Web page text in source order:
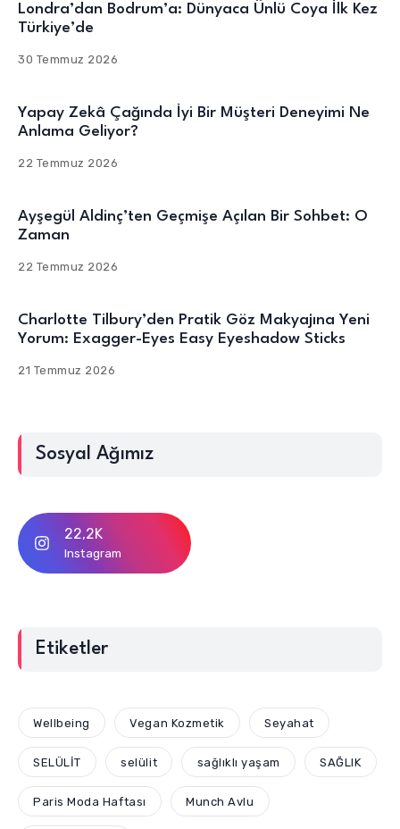
Londra’dan Bodrum’a: Dünyaca Ünlü Coya İlk Kez
Türkiye’de
30 Temmuz 2026
Yapay Zekâ Çağında İyi Bir Müşteri Deneyimi Ne
Anlama Geliyor?
22 Temmuz 2026
Ayşegül Aldinç’ten Geçmişe Açılan Bir Sohbet: O
Zaman
22 Temmuz 2026
Charlotte Tilbury’den Pratik Göz Makyajına Yeni
Yorum: Exagger-Eyes Easy Eyeshadow Sticks
21 Temmuz 2026
Sosyal Ağımız
22,2K
Instagram
Etiketler
Wellbeing Vegan Kozmetik Seyahat
SELÜLİT selülit sağlıklı yaşam SAĞLIK
Paris Moda Haftası Munch Avlu